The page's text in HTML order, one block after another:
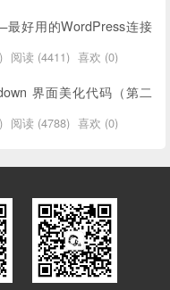
好用的WordPress连接
阅读 (4411) 喜欢 (0)
界面美化代码（第二
阅读 (4788) 喜欢 (0)